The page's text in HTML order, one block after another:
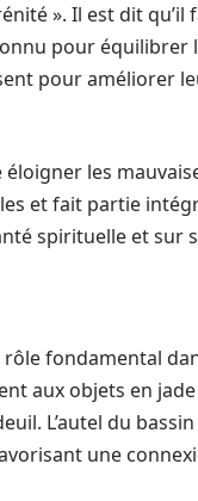
». Il est dit
pour équilibrer
pour améliorer
les
et fait partie
spirituelle et sur
fondamental
aux objets en
L’autel du
une